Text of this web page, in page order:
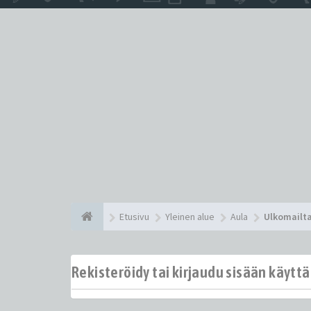
Etusivu Yleinen alue Aula
Rekisteröidy tai kirjaudu sisään